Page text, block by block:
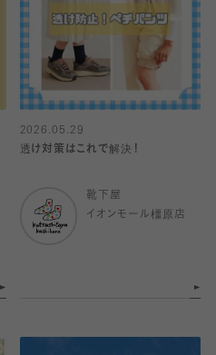
2026.05.29
透け対策はこれで解決！
靴下屋
イオンモール橿原店